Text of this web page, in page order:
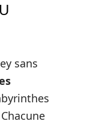
sans